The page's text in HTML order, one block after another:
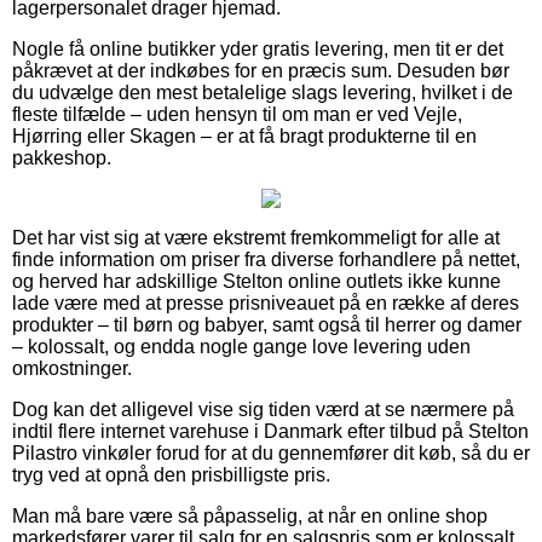
lagerpersonalet drager hjemad.
Nogle få online butikker yder gratis levering, men tit er det
påkrævet at der indkøbes for en præcis sum. Desuden bør
du udvælge den mest betalelige slags levering, hvilket i de
fleste tilfælde – uden hensyn til om man er ved Vejle,
Hjørring eller Skagen – er at få bragt produkterne til en
pakkeshop.
Det har vist sig at være ekstremt fremkommeligt for alle at
finde information om priser fra diverse forhandlere på nettet,
og herved har adskillige Stelton online outlets ikke kunne
lade være med at presse prisniveauet på en række af deres
produkter – til børn og babyer, samt også til herrer og damer
– kolossalt, og endda nogle gange love levering uden
omkostninger.
Dog kan det alligevel vise sig tiden værd at se nærmere på
indtil flere internet varehuse i Danmark efter tilbud på Stelton
Pilastro vinkøler forud for at du gennemfører dit køb, så du er
tryg ved at opnå den prisbilligste pris.
Man må bare være så påpasselig, at når en online shop
markedsfører varer til salg for en salgspris som er kolossalt